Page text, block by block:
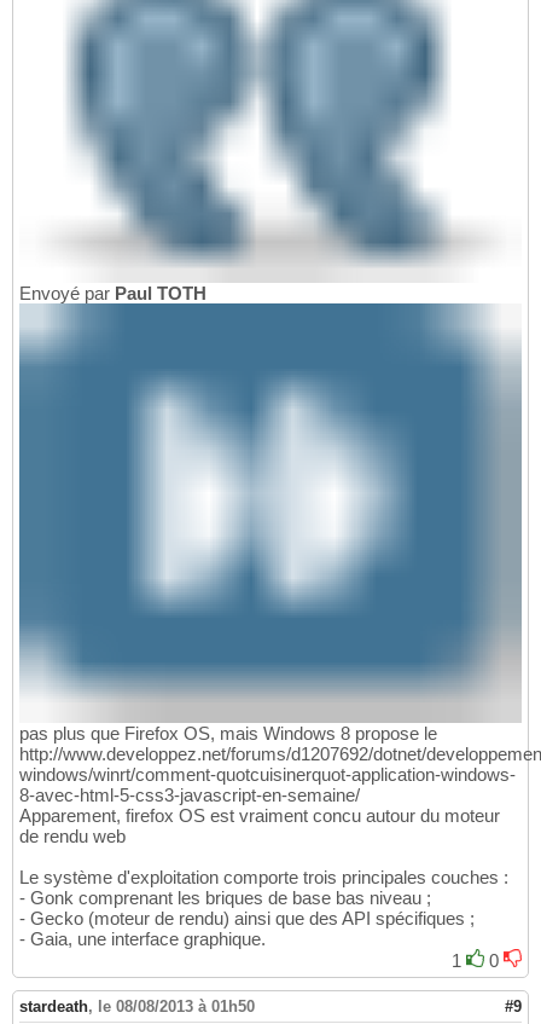
Envoyé par Paul TOTH
pas plus que Firefox OS, mais Windows 8 propose le
http://www.developpez.net/forums/d1207692/dotnet/
windows/winrt/comment-quotcuisinerquot-application-windows-
8-avec-html-5-css3-javascript-en-semaine/
Apparement, firefox OS est vraiment concu autour du moteur
de rendu web
Le système d'exploitation comporte trois principales couches :
- Gonk comprenant les briques de base bas niveau ;
- Gecko (moteur de rendu) ainsi que des API spécifiques ;
- Gaia, une interface graphique.
1
0
stardeath, le 08/08/2013 à 01h50 #9